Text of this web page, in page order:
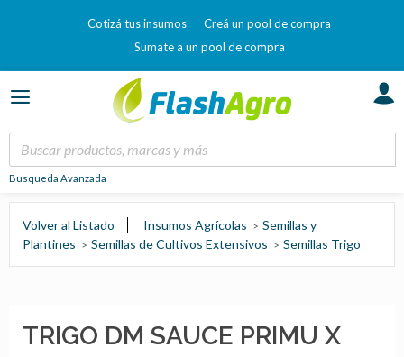
Cotizá tus insumos
Creá un pool de compra
Sumate a un pool de compra
Busqueda Avanzada
Volver al Listado Insumos Agrícolas
Semillas y
Plantines
Semillas de Cultivos Extensivos Semillas Trigo
TRIGO DM SAUCE PRIMU X